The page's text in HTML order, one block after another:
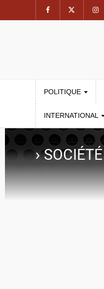
POLITIQUE
INTERNATIONAL
›SOCIÉTÉ